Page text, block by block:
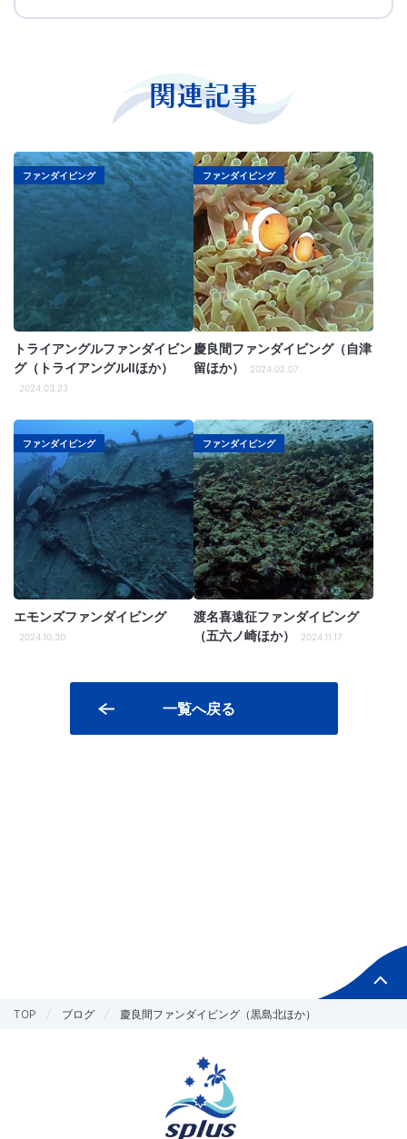
関連記事
ファンダイビング
トライアングルファンダイビン
グ（トライアングルⅡほか）
2024.03.23
ファンダイビング
慶良間ファンダイビング（自津
留ほか）
2024.02.07
ファンダイビング
エモンズファンダイビング
2024.10.30
ファンダイビング
渡名喜遠征ファンダイビング
（五六ノ崎ほか）
2024.11.17
一覧へ戻る
TOP ブログ 慶良間ファンダイビング（黒島北ほか）